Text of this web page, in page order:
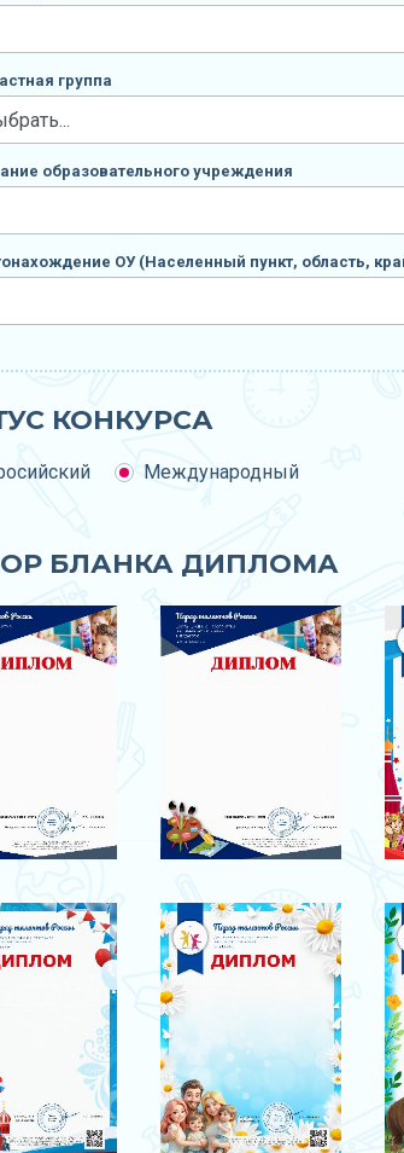
группа
образовательного учреждения
ОУ (Населенный пункт, область,
КОНКУРСА
Международный
БЛАНКА ДИПЛОМА